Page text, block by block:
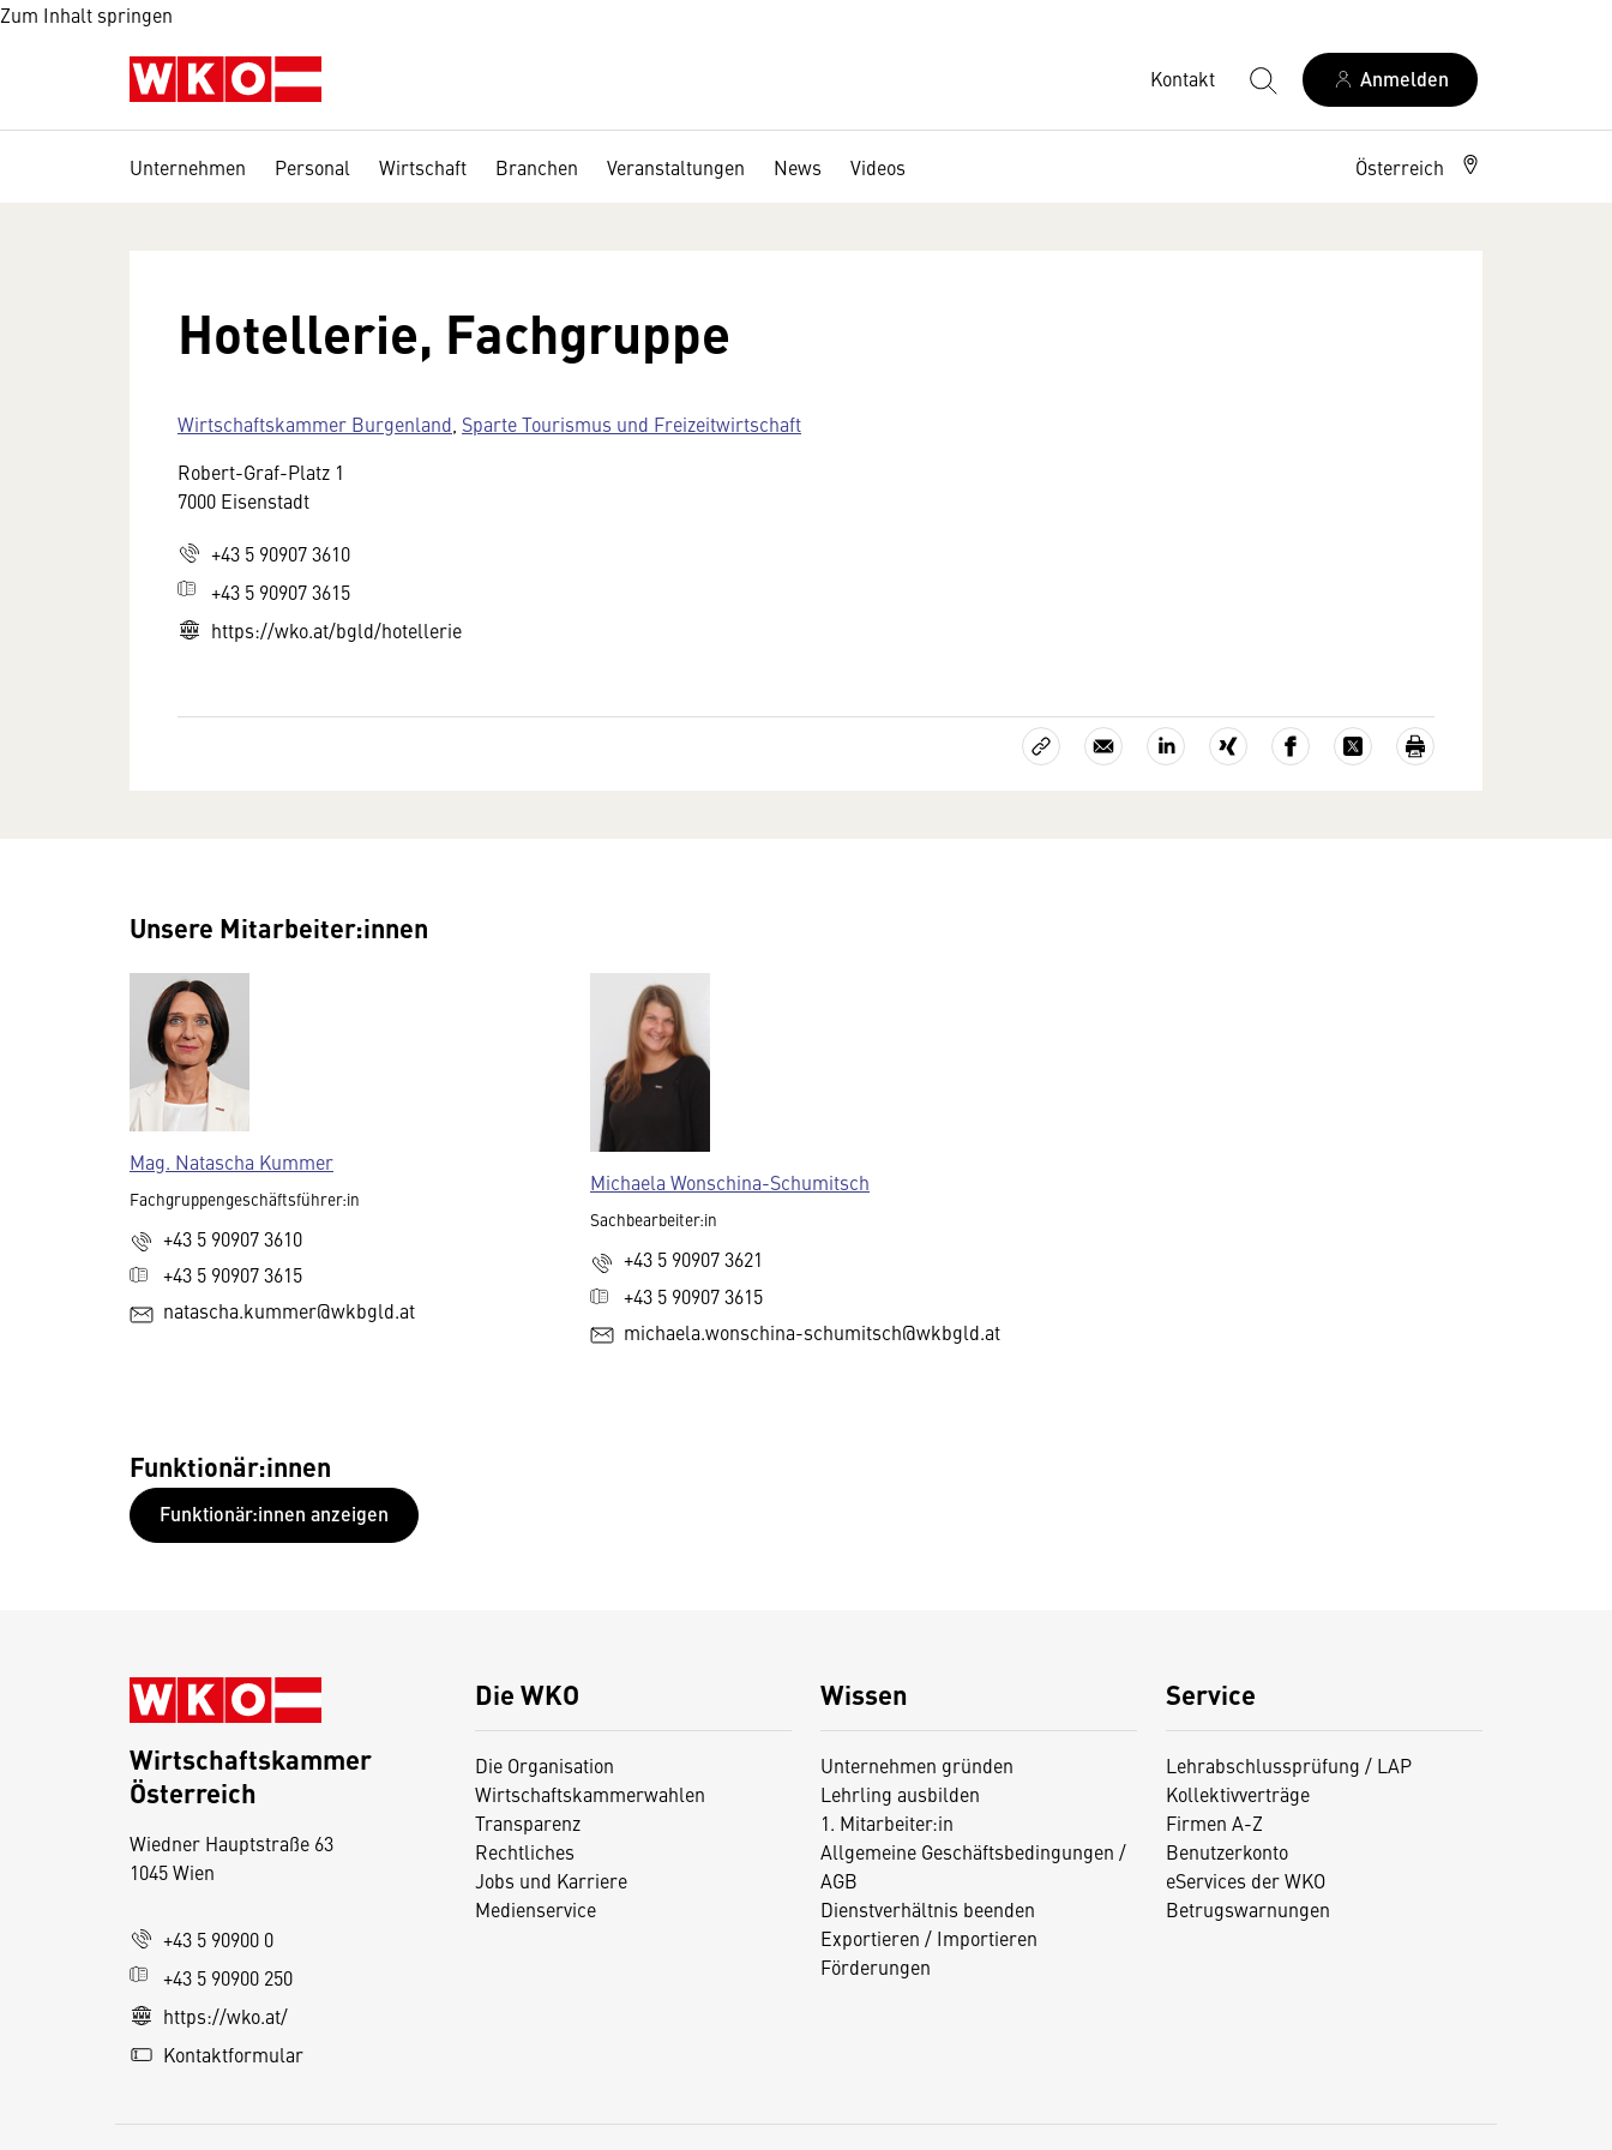
Zum Inhalt springen
Kontakt Anmelden
Unternehmen Personal Wirtschaft Branchen Veranstaltungen News Videos Österreich
Hotellerie, Fachgruppe
Wirtschaftskammer Burgenland Sparte Tourismus und Freizeitwirtschaft
Robert-Graf-Platz 1
7000 Eisenstadt
+43 5 90907 3610
+43 5 90907 3615
https://wko.at/bgld/hotellerie
Unsere Mitarbeiter:innen
Mag. Natascha Kummer
Fachgruppengeschäftsführer:in
+43 5 90907 3610
+43 5 90907 3615
natascha.kummer@wkbgld.at
Michaela Wonschina-Schumitsch
Sachbearbeiter:in
+43 5 90907 3621
+43 5 90907 3615
michaela.wonschina-schumitsch@wkbgld.at
Funktionär:innen
Funktionär:innen anzeigen
Die WKO
Die Organisation
Wirtschaftskammerwahlen
Transparenz
Rechtliches
Jobs und Karriere
Medienservice
Wissen
Unternehmen gründen
Lehrling ausbilden
1. Mitarbeiter:in
Allgemeine Geschäftsbedingungen /
AGB
Dienstverhältnis beenden
Exportieren / Importieren
Förderungen
Service
Lehrabschlussprüfung / LAP
Kollektivverträge
Firmen A-Z
Benutzerkonto
eServices der WKO
Betrugswarnungen
Wirtschaftskammer
Österreich
Wiedner Hauptstraße 63
1045 Wien
+43 5 90900 0
+43 5 90900 250
https://wko.at/
Kontaktformular